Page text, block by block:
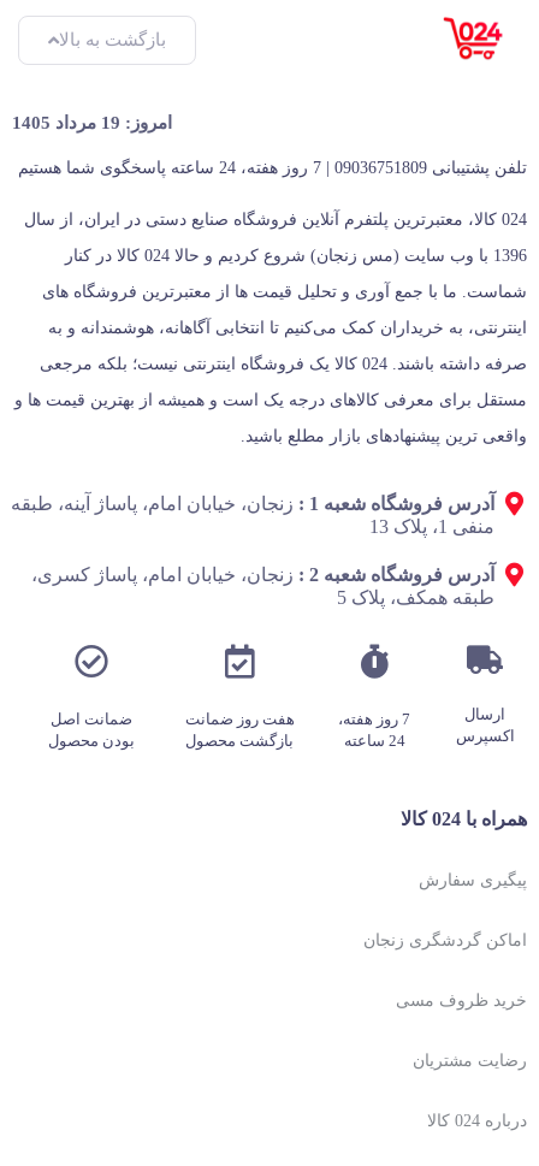
بازگشت به بالا
امروز: 19 مرداد 1405
تلفن پشتیبانی 09036751809 | 7 روز هفته، 24 ساعته پاسخگوی شما هستیم
024 کالا، معتبرترین پلتفرم آنلاین فروشگاه صنایع دستی در ایران، از سال
1396 با وب سایت (مس زنجان) شروع کردیم و حالا 024 کالا در کنار
شماست. ما با جمع‌ آوری و تحلیل قیمت‌ ها از معتبرترین فروشگاه‌ های
اینترنتی، به خریداران کمک می‌کنیم تا انتخابی آگاهانه، هوشمندانه و به‌
صرفه داشته باشند. 024 کالا یک فروشگاه اینترنتی نیست؛ بلکه مرجعی
مستقل برای معرفی کالاهای درجه یک است و همیشه از بهترین قیمت‌ ها و
واقعی‌ ترین پیشنهادهای بازار مطلع باشید.
آدرس فروشگاه شعبه 1 :
زنجان، خیابان امام، پاساژ آینه، طبقه
منفی 1، پلاک 13
آدرس فروشگاه شعبه 2 :
زنجان، خیابان امام، پاساژ کسری،
طبقه همکف، پلاک 5
ارسال
اکسپرس
7 روز هفته،
24 ساعته
هفت روز ضمانت
بازگشت محصول
ضمانت اصل
بودن محصول
همراه با 024 کالا
پیگیری سفارش
اماکن گردشگری زنجان
خرید ظروف مسی
رضایت مشتریان
درباره 024 کالا